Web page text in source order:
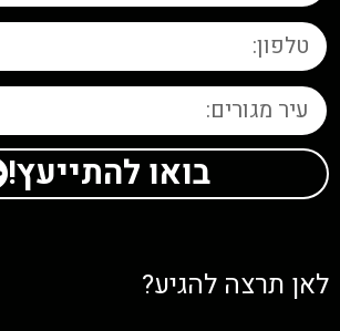
בואו להתייעץ!
לאן תרצה להגיע?